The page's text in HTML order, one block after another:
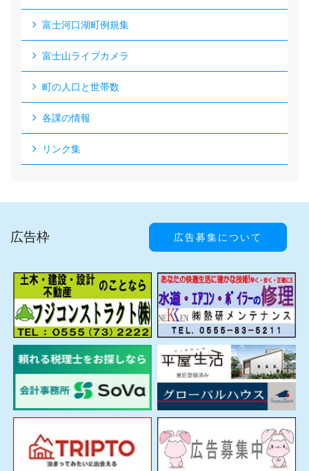
富士河口湖町例規集
富士山ライブカメラ
町の人口と世帯数
各課の情報
リンク集
広告枠 広告募集について